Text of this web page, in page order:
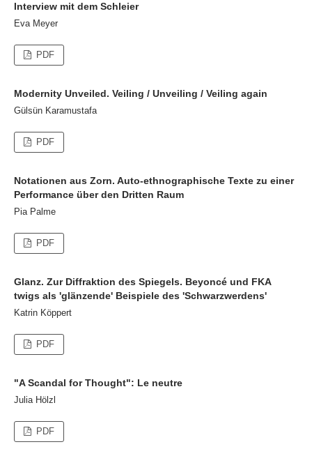
Interview mit dem Schleier
Eva Meyer
PDF
Modernity Unveiled. Veiling / Unveiling / Veiling again
Gülsün Karamustafa
PDF
Notationen aus Zorn. Auto-ethnographische Texte zu einer
Performance über den Dritten Raum
Pia Palme
PDF
Glanz. Zur Diffraktion des Spiegels. Beyoncé und FKA
twigs als 'glänzende' Beispiele des 'Schwarzwerdens'
Katrin Köppert
PDF
"A Scandal for Thought": Le neutre
Julia Hölzl
PDF